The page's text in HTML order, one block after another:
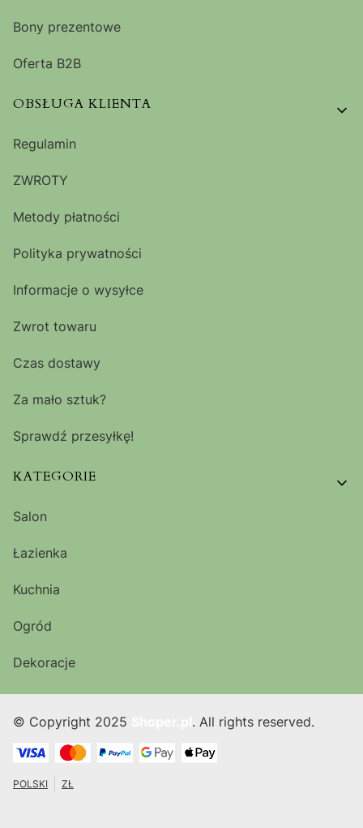
Bony prezentowe
Oferta B2B
OBSŁUGA KLIENTA
Regulamin
ZWROTY
Metody płatności
Polityka prywatności
Informacje o wysyłce
Zwrot towaru
Czas dostawy
Za mało sztuk?
Sprawdź przesyłkę!
KATEGORIE
Salon
Łazienka
Kuchnia
Ogród
Dekoracje
© Copyright 2025 . All rights reserved.
POLSKI ZŁ